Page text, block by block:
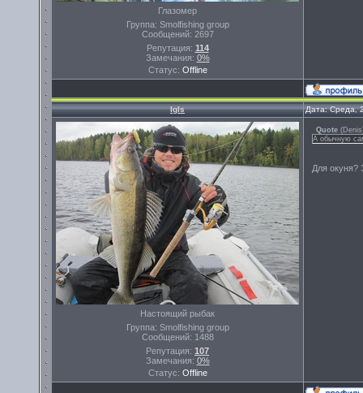
Глазомер
Группа: Smolfishing group
Сообщений: 2697
Репутация: 114
Замечания: 0%
Статус: Offline
Igls Дата: Среда,
Настоящий рыбак
Группа: Smolfishing group
Сообщений: 1488
Репутация: 107
Замечания: 0%
Статус: Offline
Quote (Denis
А обычную
Для окуня?